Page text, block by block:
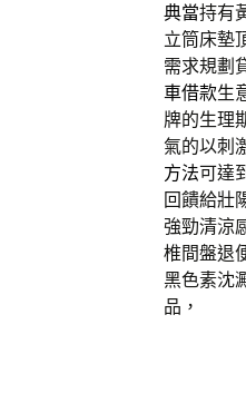
典當持有
立筒床墊
需求規劃
車借款生
牌的生理
氣的以刺
方法可達
回饋給壯
強勁清涼
椎間盤退
黑色素沈
品，